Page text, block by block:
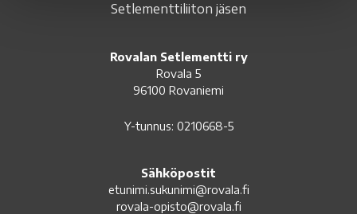
Setlementtiliiton jäsen
Rovalan Setlementti ry
Rovala 5
96100 Rovaniemi
Y-tunnus: 0210668-5
Sähköpostit
etunimi.sukunimi@rovala.fi
rovala-opisto@rovala.fi